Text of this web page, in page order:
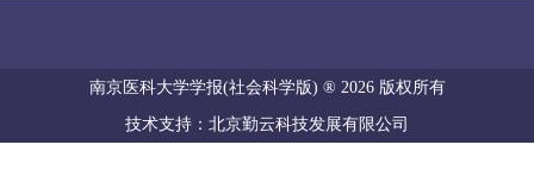
南京医科大学学报(社会科学版) ® 2026 版权所有
技术支持：北京勤云科技发展有限公司